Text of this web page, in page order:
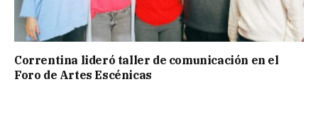
Correntina lideró taller de comunicación en el
Foro de Artes Escénicas